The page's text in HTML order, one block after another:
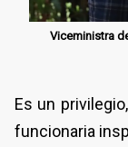
Viceministra
Es un
funcionaria